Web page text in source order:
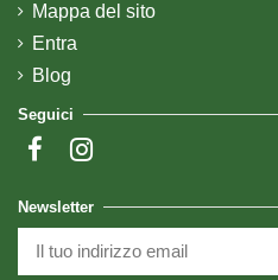
Mappa del sito
Entra
Blog
Seguici
Newsletter